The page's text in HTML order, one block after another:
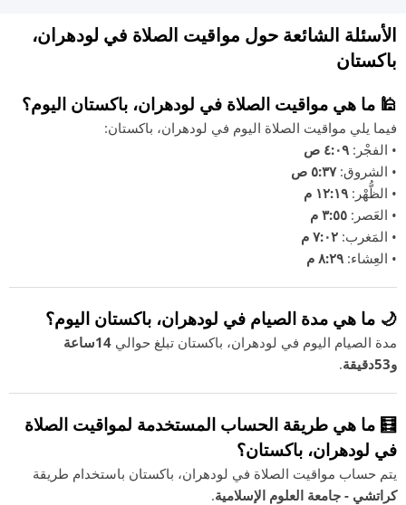
الأسئلة الشائعة حول مواقيت الصلاة في لودھران،
باكستان
🕌 ما هي مواقيت الصلاة في لودھران، باكستان اليوم؟
فيما يلي مواقيت الصلاة اليوم في لودھران، باكستان:
• الفجْر: ٤:٠٩ ص
• الشروق:٥:٣٧ ص
• الظُّهْر: ١٢:١٩ م
• العَصر: ٣:٥٥ م
• المَغرب: ٧:٠٢ م
• العِشاء: ٨:٢٩ م
🌙 ما هي مدة الصيام في لودھران، باكستان اليوم؟
مدة الصيام اليوم في لودھران، باكستان تبلغ حوالي
14ساعة
و53دقيقة
.
🧮 ما هي طريقة الحساب المستخدمة لمواقيت الصلاة
في لودھران، باكستان؟
يتم حساب مواقيت الصلاة في لودھران، باكستان باستخدام طريقة
كراتشي - جامعة العلوم الإسلامية.